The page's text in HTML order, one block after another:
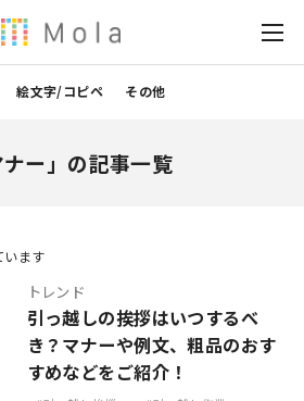
絵文字/コピペ その他
ナー」の記事一覧
います
トレンド
引っ越しの挨拶はいつするべ
き？マナーや例文、粗品のおす
すめなどをご紹介！